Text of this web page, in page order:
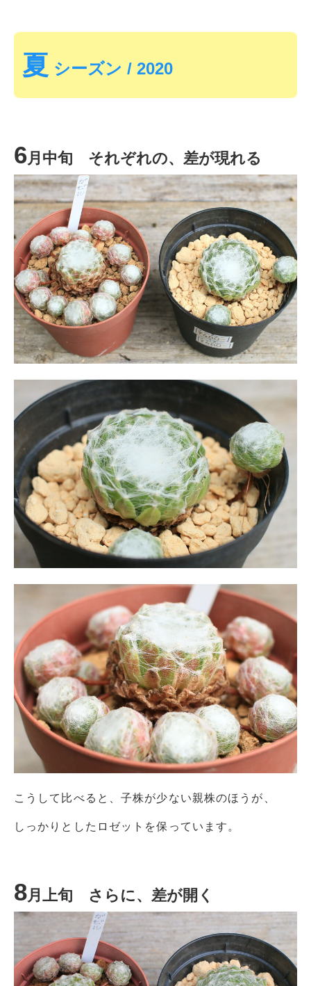
夏 シーズン / 2020
6月中旬 それぞれの、差が現れる
こうして比べると、子株が少ない親株のほうが、
しっかりとしたロゼットを保っています。
8月上旬 さらに、差が開く